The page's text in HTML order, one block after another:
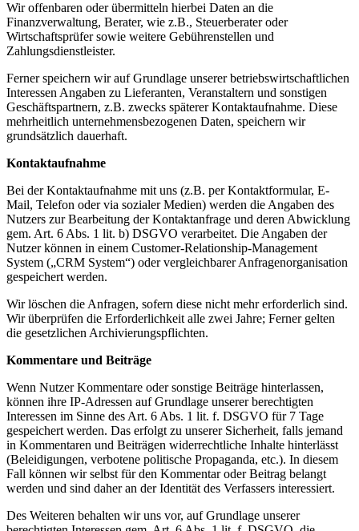
Wir offenbaren oder übermitteln hierbei Daten an die
Finanzverwaltung, Berater, wie z.B., Steuerberater oder
Wirtschaftsprüfer sowie weitere Gebührenstellen und
Zahlungsdienstleister.
Ferner speichern wir auf Grundlage unserer betriebswirtschaftlichen
Interessen Angaben zu Lieferanten, Veranstaltern und sonstigen
Geschäftspartnern, z.B. zwecks späterer Kontaktaufnahme. Diese
mehrheitlich unternehmensbezogenen Daten, speichern wir
grundsätzlich dauerhaft.
Kontaktaufnahme
Bei der Kontaktaufnahme mit uns (z.B. per Kontaktformular, E-
Mail, Telefon oder via sozialer Medien) werden die Angaben des
Nutzers zur Bearbeitung der Kontaktanfrage und deren Abwicklung
gem. Art. 6 Abs. 1 lit. b) DSGVO verarbeitet. Die Angaben der
Nutzer können in einem Customer-Relationship-Management
System („CRM System“) oder vergleichbarer Anfragenorganisation
gespeichert werden.
Wir löschen die Anfragen, sofern diese nicht mehr erforderlich sind.
Wir überprüfen die Erforderlichkeit alle zwei Jahre; Ferner gelten
die gesetzlichen Archivierungspflichten.
Kommentare und Beiträge
Wenn Nutzer Kommentare oder sonstige Beiträge hinterlassen,
können ihre IP-Adressen auf Grundlage unserer berechtigten
Interessen im Sinne des Art. 6 Abs. 1 lit. f. DSGVO für 7 Tage
gespeichert werden. Das erfolgt zu unserer Sicherheit, falls jemand
in Kommentaren und Beiträgen widerrechtliche Inhalte hinterlässt
(Beleidigungen, verbotene politische Propaganda, etc.). In diesem
Fall können wir selbst für den Kommentar oder Beitrag belangt
werden und sind daher an der Identität des Verfassers interessiert.
Des Weiteren behalten wir uns vor, auf Grundlage unserer